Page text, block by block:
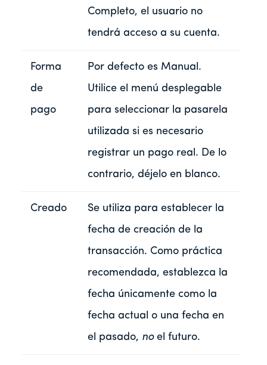
Completo, el usuario no
tendrá acceso a su cuenta.
Forma
de
pago
Por defecto es Manual.
Utilice el menú desplegable
para seleccionar la pasarela
utilizada si es necesario
registrar un pago real. De lo
contrario, déjelo en blanco.
Creado
Se utiliza para establecer la
fecha de creación de la
transacción. Como práctica
recomendada, establezca la
fecha únicamente como la
fecha actual o una fecha en
el pasado, no el futuro.